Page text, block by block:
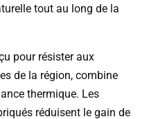
tout au long de la
pour résister aux
de la région, combine
thermique. Les
réduisent le gain de